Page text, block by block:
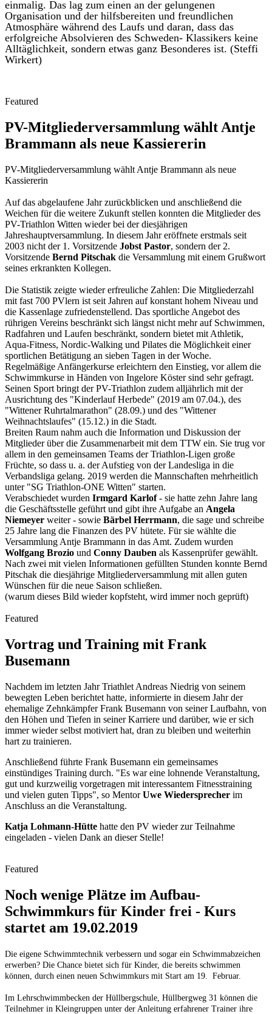
einmalig. Das lag zum einen an der gelungenen
Organisation und der hilfsbereiten und freundlichen
Atmosphäre während des Laufs und daran, dass das
erfolgreiche Absolvieren des Schweden- Klassikers keine
Alltäglichkeit, sondern etwas ganz Besonderes ist. (Steffi
Wirkert)
Featured
PV-Mitgliederversammlung wählt Antje
Brammann als neue Kassiererin
PV-Mitgliederversammlung wählt Antje Brammann als neue
Kassiererin
Auf das abgelaufene Jahr zurückblicken und anschließend die
Weichen für die weitere Zukunft stellen konnten die Mitglieder des
PV-Triathlon Witten wieder bei der diesjährigen
Jahreshauptversammlung. In diesem Jahr eröffnete erstmals seit
2003 nicht der 1. Vorsitzende Jobst Pastor, sondern der 2.
Vorsitzende Bernd Pitschak die Versammlung mit einem Grußwort
seines erkrankten Kollegen.
Die Statistik zeigte wieder erfreuliche Zahlen: Die Mitgliederzahl
mit fast 700 PVlern ist seit Jahren auf konstant hohem Niveau und
die Kassenlage zufriedenstellend. Das sportliche Angebot des
rührigen Vereins beschränkt sich längst nicht mehr auf Schwimmen,
Radfahren und Laufen beschränkt, sondern bietet mit Athletik,
Aqua-Fitness, Nordic-Walking und Pilates die Möglichkeit einer
sportlichen Betätigung an sieben Tagen in der Woche.
Regelmäßige Anfängerkurse erleichtern den Einstieg, vor allem die
Schwimmkurse in Händen von Ingelore Köster sind sehr gefragt.
Seinen Sport bringt der PV-Triathlon zudem alljährlich mit der
Ausrichtung des "Kinderlauf Herbede" (2019 am 07.04.), des
"Wittener Ruhrtalmarathon" (28.09.) und des "Wittener
Weihnachtslaufes" (15.12.) in die Stadt.
Breiten Raum nahm auch die Information und Diskussion der
Mitglieder über die Zusammenarbeit mit dem TTW ein. Sie trug vor
allem in den gemeinsamen Teams der Triathlon-Ligen große
Früchte, so dass u. a. der Aufstieg von der Landesliga in die
Verbandsliga gelang. 2019 werden die Mannschaften mehrheitlich
unter "SG Triathlon-ONE Witten" starten.
Verabschiedet wurden Irmgard Karlof- sie hatte zehn Jahre lang
die Geschäftsstelle geführt und gibt ihre Aufgabe an Angela
Niemeyer weiter - sowie Bärbel Herrmann, die sage und schreibe
25 Jahre lang die Finanzen des PV hütete. Für sie wählte die
Versammlung Antje Brammann in das Amt. Zudem wurden
Wolfgang Brozio und Conny Dauben als Kassenprüfer gewählt.
Nach zwei mit vielen Informationen gefüllten Stunden konnte Bernd
Pitschak die diesjährige Mitgliederversammlung mit allen guten
Wünschen für die neue Saison schließen.
(warum dieses Bild wieder kopfsteht, wird immer noch geprüft)
Featured
Vortrag und Training mit Frank
Busemann
Nachdem im letzten Jahr Triathlet Andreas Niedrig von seinem
bewegten Leben berichtet hatte, informierte in diesem Jahr der
ehemalige Zehnkämpfer Frank Busemann von seiner Laufbahn, von
den Höhen und Tiefen in seiner Karriere und darüber, wie er sich
immer wieder selbst motiviert hat, dran zu bleiben und weiterhin
hart zu trainieren.
Anschließend führte Frank Busemann ein gemeinsames
einstündiges Training durch. "Es war eine lohnende Veranstaltung,
gut und kurzweilig vorgetragen mit interessantem Fitnesstraining
und vielen guten Tipps", so MentorUwe Wiedersprecher im
Anschluss an die Veranstaltung.
Katja Lohmann-Hütte hatte den PV wieder zur Teilnahme
eingeladen - vielen Dank an dieser Stelle!
Featured
Noch wenige Plätze im Aufbau-
Schwimmkurs für Kinder frei - Kurs
startet am 19.02.2019
Die eigene Schwimmtechnik verbessern und sogar ein Schwimmabzeichen
erwerben? Die Chance bietet sich für Kinder, die bereits schwimmen
können, durch einen neuen Schwimmkurs mit Start am 19. Februar.
Im Lehrschwimmbecken der Hüllbergschule, Hüllbergweg 31 können die
Teilnehmer in Kleingruppen unter der Anleitung erfahrener Trainer ihre